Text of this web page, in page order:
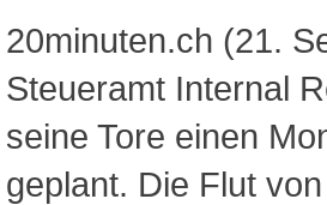
20minuten.ch (21.
Steueramt Internal
seine Tore einen
geplant. Die Flut